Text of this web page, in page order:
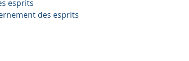
esprits
des esprits